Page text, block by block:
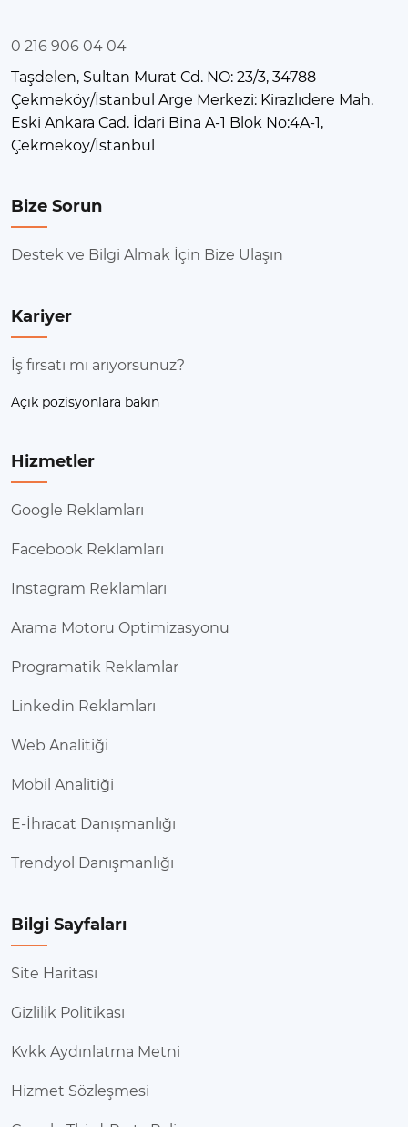
0 216 906 04 04
Taşdelen, Sultan Murat Cd. NO: 23/3, 34788
Çekmeköy/İstanbul Arge Merkezi: Kirazlıdere Mah.
Eski Ankara Cad. İdari Bina A-1 Blok No:4A-1,
Çekmeköy/İstanbul
Bize Sorun
Destek ve Bilgi Almak İçin Bize Ulaşın
Kariyer
İş fırsatı mı arıyorsunuz?
Açık pozisyonlara bakın
Hizmetler
Google Reklamları
Facebook Reklamları
Instagram Reklamları
Arama Motoru Optimizasyonu
Programatik Reklamlar
Linkedin Reklamları
Web Analitiği
Mobil Analitiği
E-İhracat Danışmanlığı
Trendyol Danışmanlığı
Bilgi Sayfaları
Site Haritası
Gizlilik Politikası
Kvkk Aydınlatma Metni
Hizmet Sözleşmesi